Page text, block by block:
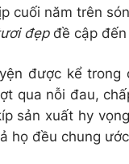
cuối năm trên
đẹp đề cập
được kể
qua nỗi đau,
sản xuất hy
họ đều chung